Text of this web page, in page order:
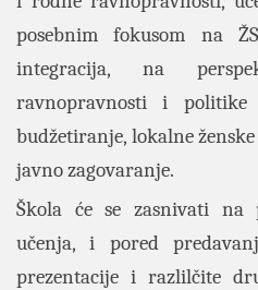
posebnim fokusom na
integracija, na
ravnopravnosti i politike
budžetiranje, lokalne
javno zagovaranje.
Škola će se zasnivati na
učenja, i pored
prezentacije i razlilčite